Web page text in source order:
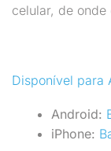
celular, de onde
Disponível para
Android:
iPhone: